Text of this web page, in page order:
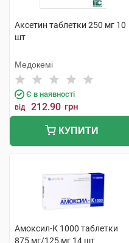
Аксетин таблетки 250 мг 10
шт
Медокемі
Є в наявності
від 212.90 грн
КУПИТИ
Амоксил-К 1000 таблетки
875 мг/125 мг 14 шт